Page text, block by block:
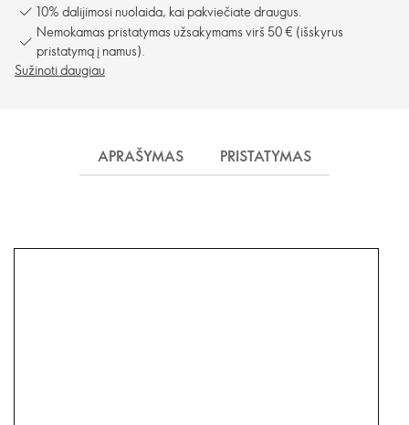
10% dalijimosi nuolaida, kai pakviečiate draugus.
Nemokamas pristatymas užsakymams virš 50 € (išskyrus
pristatymą į namus).
Sužinoti daugiau
APRAŠYMAS PRISTATYMAS